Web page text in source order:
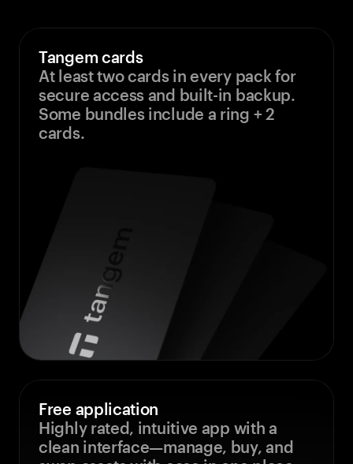
Tangem cards
At least two cards in every pack for
secure access and built-in backup.
Some bundles include a ring + 2
cards.
Free application
Highly rated, intuitive app with a
clean interface—manage, buy, and